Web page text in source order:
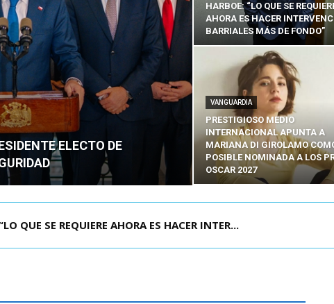
ELECTO DE
HARBOE: “LO QUE SE
AHORA ES HACER
BARRIALES MÁS DE FONDO”
VANGUARDIA
PRESTIGIOSO MEDIO
INTERNACIONAL APUNTA A
MARIANA DI GIROLAMO
POSIBLE NOMINADA A LOS
OSCAR 2027
MAS POR IPC: “LA ECONOMÍA SE ESTÁ ENC...